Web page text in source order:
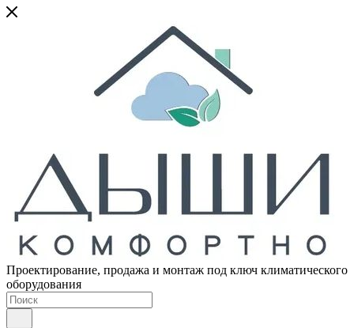
Проектирование, продажа и монтаж под ключ климатического
оборудования